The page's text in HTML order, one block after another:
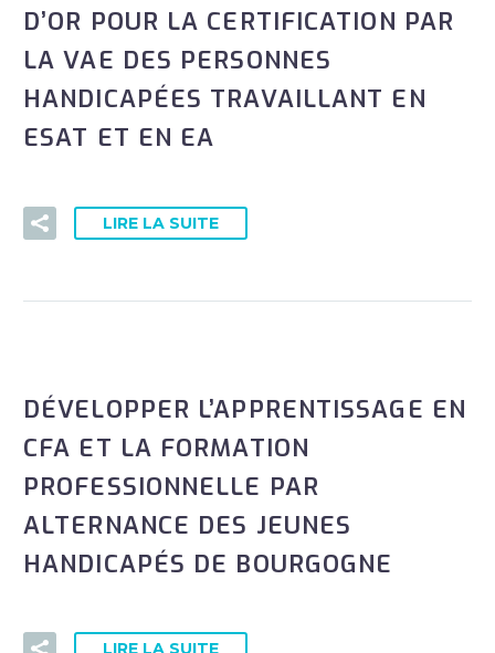
D’OR POUR LA CERTIFICATION PAR
LA VAE DES PERSONNES
HANDICAPÉES TRAVAILLANT EN
ESAT ET EN EA
LIRE LA SUITE
DÉVELOPPER L’APPRENTISSAGE EN
CFA ET LA FORMATION
PROFESSIONNELLE PAR
ALTERNANCE DES JEUNES
HANDICAPÉS DE BOURGOGNE